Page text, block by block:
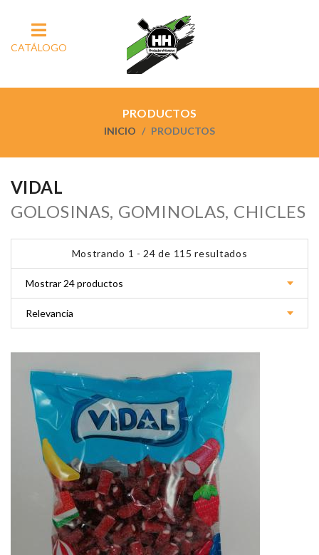
CATÁLOGO
PRODUCTOS
INICIO PRODUCTOS
VIDAL
GOLOSINAS, GOMINOLAS, CHICLES
Mostrando 1 - 24 de 115 resultados